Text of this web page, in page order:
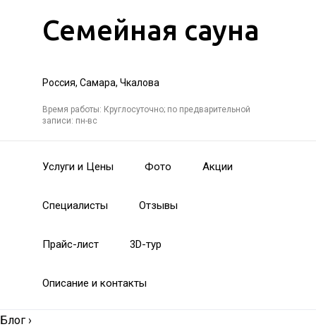
Семейная сауна
Россия, Самара, Чкалова
Время работы: Круглосуточно; по предварительной
записи: пн-вс
Услуги и Цены Фото Акции
Специалисты Отзывы
Прайс-лист 3D-тур
Описание и контакты
Блог ›